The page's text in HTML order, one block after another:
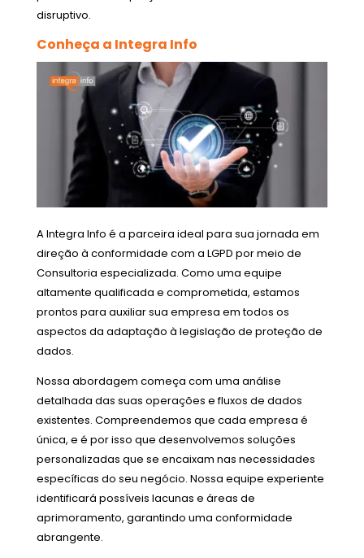
disruptivo.
Conheça a Integra Info
A Integra Info é a parceira ideal para sua jornada em
direção à conformidade com a LGPD por meio de
Consultoria especializada. Como uma equipe
altamente qualificada e comprometida, estamos
prontos para auxiliar sua empresa em todos os
aspectos da adaptação à legislação de proteção de
dados.
Nossa abordagem começa com uma análise
detalhada das suas operações e fluxos de dados
existentes. Compreendemos que cada empresa é
única, e é por isso que desenvolvemos soluções
personalizadas que se encaixam nas necessidades
específicas do seu negócio. Nossa equipe experiente
identificará possíveis lacunas e áreas de
aprimoramento, garantindo uma conformidade
abrangente.